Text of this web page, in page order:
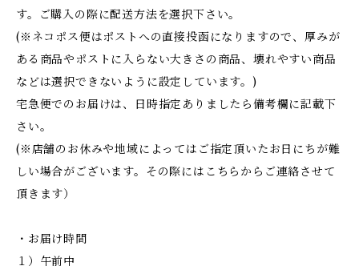
す。ご購入の際に配送方法を選択下さい。
(※ネコポス便はポストへの直接投函になりますので、厚みが
ある商品やポストに入らない大きさの商品、壊れやすい商品
などは選択できないように設定しています。)
宅急便でのお届けは、日時指定ありましたら備考欄に記載下
さい。
(※店舗のお休みや地域によってはご指定頂いたお日にちが難
しい場合がございます。その際にはこちらからご連絡させて
頂きます）
・お届け時間
１）午前中